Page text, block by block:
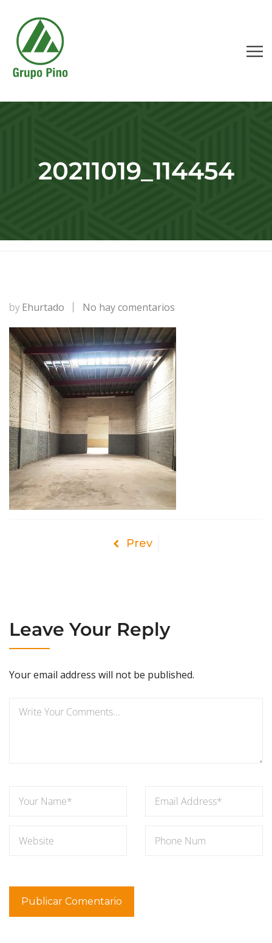
20211019_114454
by Ehurtado No hay comentarios
Prev
Leave Your Reply
Your email address will not be published.